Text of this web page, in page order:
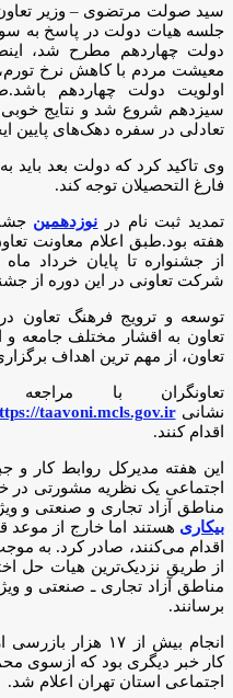
سید صولت مرتضوی – وزیر
جلسه هیات دولت در پاسخ به
دولت چهاردهم مطرح شد،
معیشت مردم با کاهش نرخ
اولویت دولت چهاردهم
سیزدهم شروع شد و نتایج خوبی
تعادلی در سفره دهک‌های پایین
وی تاکید کرد که دولت بعد باید
فارغ التحصیلان توجه کند.
تمدید ثبت نام در نوزدهمین
هفته بود.طبق اعلام معاونت
شرکت تعاونی در این دوره از
توسعه و ترویج فرهنگ تعاون
تعاون به اقشار مختلف جامعه
تعاون، از مهم ترین اهداف
تعاونگران با
نشانیtaavoni.mcls.gov.ir
اقدام کنند.
این هفته مدیرکل روابط کار و
اجتماعی یک نظریه مشورتی در
مناطق آزاد تجاری و صنعتی و
بیکاری
اقدام می‌کنند، صادر کرد. به
از طریق نزدیک‌ترین هیات حل
مناطق آزاد تجاری ـ‌ صنعتی و
برسانند.
انجام بیش از ۱۷
کار خبر دیگری بود که ازسوی
اجتماعی استان تهران اعلام شد.